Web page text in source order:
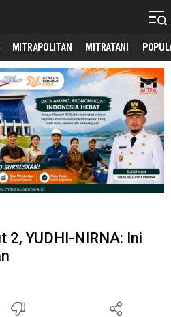
MITRAPOLITAN MITRATANI
2, YUDHI-NIRNA: Ini